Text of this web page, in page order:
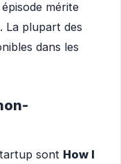
mérite
La plupart des
dans les
sont How I